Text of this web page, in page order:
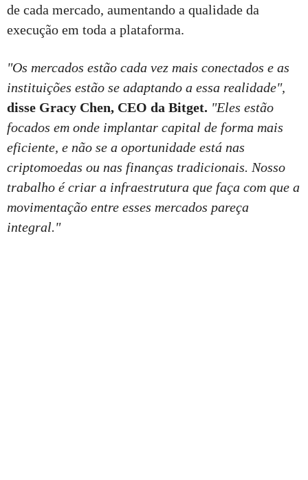
de cada mercado, aumentando a qualidade da
execução em toda a plataforma.
"Os mercados estão cada vez mais conectados e as
instituições estão se adaptando a essa realidade",
disse Gracy Chen, CEO da Bitget. "Eles estão
focados em onde implantar capital de forma mais
eficiente, e não se a oportunidade está nas
criptomoedas ou nas finanças tradicionais. Nosso
trabalho é criar a infraestrutura que faça com que a
movimentação entre esses mercados pareça
integral."